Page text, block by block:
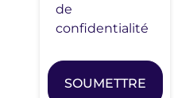
de
confidentialité
SOUMETTRE